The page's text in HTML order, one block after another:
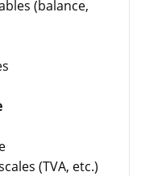
(balance,
(TVA, etc.)